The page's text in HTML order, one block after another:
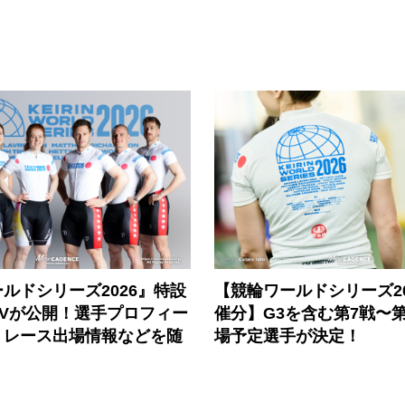
ドシリーズ2026』特設
が公開！選手プロフィー
ース出場情報などを随
【競輪ワールドシリーズ
催分】G3を含む第7戦〜
場予定選手が決定！